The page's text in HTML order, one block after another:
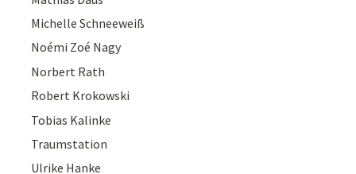
Michelle Schneeweiß
Noémi Zoé Nagy
Norbert Rath
Robert Krokowski
Tobias Kalinke
Traumstation
Ulrike Hanke